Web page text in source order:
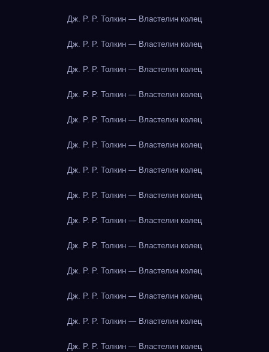
Дж. Р. Р. Толкин — Властелин колец
Дж. Р. Р. Толкин — Властелин колец
Дж. Р. Р. Толкин — Властелин колец
Дж. Р. Р. Толкин — Властелин колец
Дж. Р. Р. Толкин — Властелин колец
Дж. Р. Р. Толкин — Властелин колец
Дж. Р. Р. Толкин — Властелин колец
Дж. Р. Р. Толкин — Властелин колец
Дж. Р. Р. Толкин — Властелин колец
Дж. Р. Р. Толкин — Властелин колец
Дж. Р. Р. Толкин — Властелин колец
Дж. Р. Р. Толкин — Властелин колец
Дж. Р. Р. Толкин — Властелин колец
Дж. Р. Р. Толкин — Властелин колец